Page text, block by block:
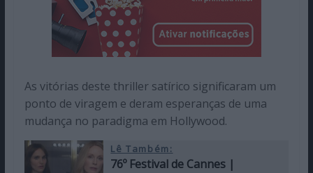
As vitórias deste thriller satírico significaram um
ponto de viragem e deram esperanças de uma
mudança no paradigma em Hollywood.
Lê Também:
76º Festival de Cannes |